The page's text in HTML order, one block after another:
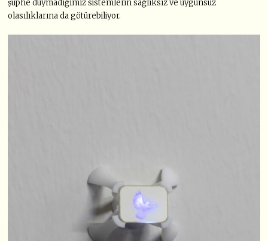
şüphe duymadığımız sistemlerin sağlıksız ve uygunsuz
olasılıklarına da götürebiliyor.